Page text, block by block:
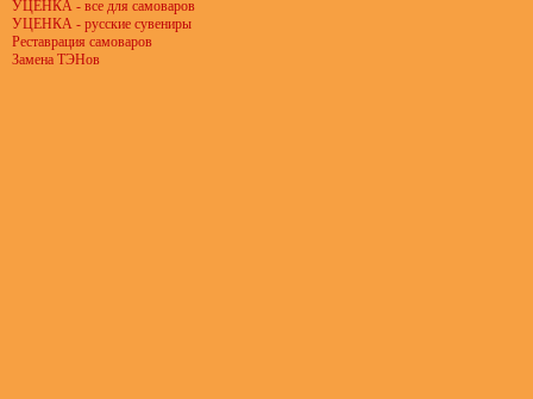
УЦЕНКА - все для самоваров
УЦЕНКА - русские сувениры
Реставрация самоваров
Замена ТЭНов